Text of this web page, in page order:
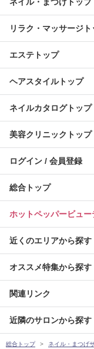
リラク・マッサージト
エステトップ
ヘアスタイルトップ
ネイルカタログトップ
美容クリニックトップ
ログイン / 会員登録
総合トップ
ホットペッパービュ
近くのエリアから探す
オススメ特集から探す
関連リンク
近隣のサロンから探す
総合トップ ネイル・まつげ